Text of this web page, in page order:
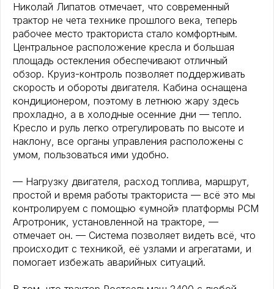
Николай Липатов отмечает, что современный
трактор не чета технике прошлого века, теперь
рабочее место тракториста стало комфортным.
Центральное расположение кресла и большая
площадь остекления обеспечивают отличный
обзор. Круиз-контроль позволяет поддерживать
скорость и обороты двигателя. Кабина оснащена
кондиционером, поэтому в летнюю жару здесь
прохладно, а в холодные осенние дни — тепло.
Кресло и руль легко отрегулировать по высоте и
наклону, все органы управления расположены с
умом, пользоваться ими удобно.
— Нагрузку двигателя, расход топлива, маршрут,
простой и время работы тракториста — всё это мы
контролируем с помощью «умной» платформы РСМ
Агротроник, установленной на тракторе, —
отмечает он. — Система позволяет видеть всё, что
происходит с техникой, её узлами и агрегатами, и
помогает избежать аварийных ситуаций.